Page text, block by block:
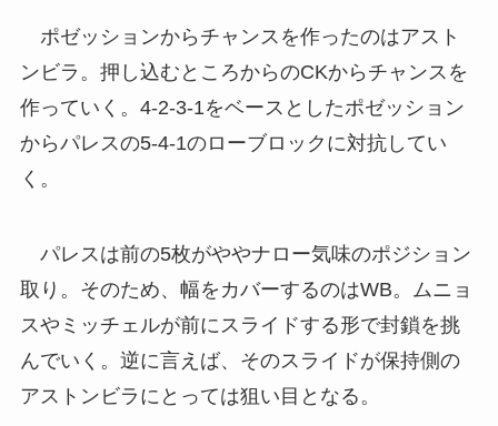
ポゼッションからチャンスを作ったのはアスト
ンビラ。押し込むところからのCKからチャンスを
作っていく。4-2-3-1をベースとしたポゼッション
からパレスの5-4-1のローブロックに対抗してい
く。
パレスは前の5枚がややナロー気味のポジション
取り。そのため、幅をカバーするのはWB。ムニョ
スやミッチェルが前にスライドする形で封鎖を挑
んでいく。逆に言えば、そのスライドが保持側の
アストンビラにとっては狙い目となる。